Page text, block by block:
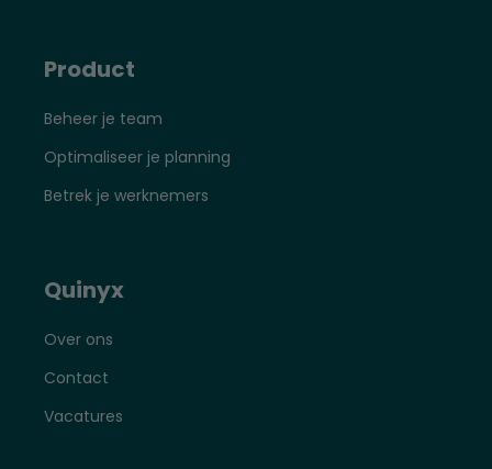
Product
Beheer je team
Optimaliseer je planning
Betrek je werknemers
Quinyx
Over ons
Contact
Vacatures